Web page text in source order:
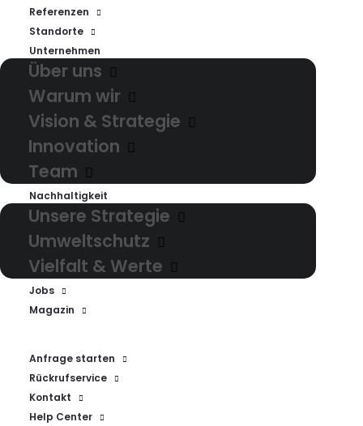
Referenzen
Standorte
Unternehmen
Über uns
Warum wir
Vision & Strategie
Innovation
Team
Nachhaltigkeit
Unsere Strategie
Umweltschutz
Vielfalt & Werte
Jobs
Magazin
Anfrage starten
Rückrufservice
Kontakt
Help Center